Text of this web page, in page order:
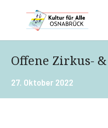
Offene Zirkus-
27. Oktober 2022